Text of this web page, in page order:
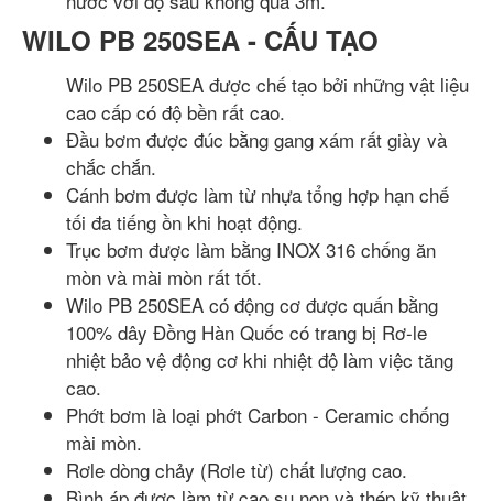
WILO PB 250SEA - CẤU TẠO
Wilo PB 250SEA được chế tạo bởi những vật liệu
cao cấp có độ bền rất cao.
Đầu bơm được đúc bằng gang xám rất giày và
chắc chắn.
Cánh bơm được làm từ nhựa tổng hợp hạn chế
tối đa tiếng ồn khi hoạt động.
Trục bơm được làm bằng INOX 316 chống ăn
mòn và mài mòn rất tốt.
Wilo PB 250SEA có động cơ được quấn bằng
100% dây Đồng Hàn Quốc có trang bị Rơ-le
nhiệt bảo vệ động cơ khi nhiệt độ làm việc tăng
cao.
Phớt bơm là loại phớt Carbon - Ceramic chống
mài mòn.
Rơle dòng chảy (Rơle từ) chất lượng cao.